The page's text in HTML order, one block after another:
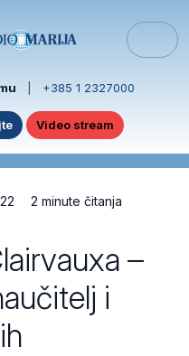
+385 1 2327000
Video stream
2 minute čitanja
–
i